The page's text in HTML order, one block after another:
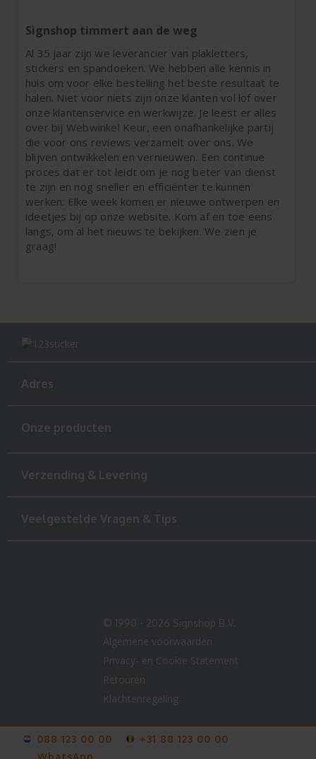
Signshop timmert aan de weg
Al 35 jaar zijn we leverancier van plakletters,
stickers en spandoeken. We hebben alle kennis in
huis om voor elke bestelling het beste resultaat te
halen. Niet voor niets zijn onze klanten vol lof over
onze klantenservice en werkwijze. Je leest er alles
over bij Webwinkel Keur, een onafhankelijke partij
die voor ons reviews verzamelt over ons. We
blijven ontwikkelen en vernieuwen. Een continue
proces dat er tot leidt om je nog beter van dienst
te zijn en nog sneller en efficiënter te kunnen
werken. Elke week komen er nieuwe ontwerpen en
ideetjes bij op onze website. Kom af en toe eens
langs, om al het nieuws te bekijken. We zien je
graag!
Adres
Onze producten
Verzending & Levering
Veelgestelde Vragen & Tips
© 1990 - 2026 Signshop B.V.
Algemene voorwaarden
Privacy- en Cookie Statement
Retouren
Klachtenregeling
088 123 00 00
+31 88 123 00 00